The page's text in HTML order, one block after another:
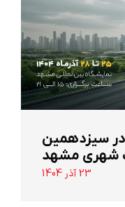
سیزدهمین
شهری مشهد
23 آذر 1404